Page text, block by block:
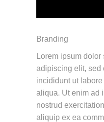
Branding
Lorem ipsum
adipiscing elit, sed
incididunt ut
aliqua. Ut enim ad
nostrud
aliquip ex ea